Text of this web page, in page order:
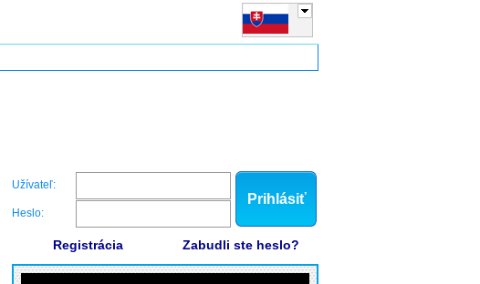
Užívateľ:
Heslo:
Prihlásiť
Registrácia Zabudli ste heslo?